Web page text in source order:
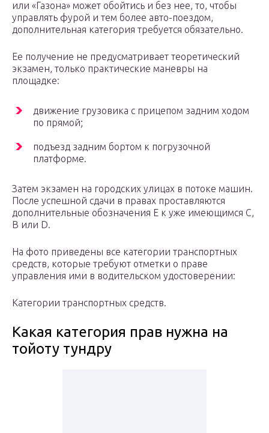
или «Газона» может обойтись и без нее, то, чтобы
управлять фурой и тем более авто-поездом,
дополнительная категория требуется обязательно.
Ее получение не предусматривает теоретический
экзамен, только практические маневры на
площадке:
движение грузовика с прицепом задним ходом
по прямой;
подъезд задним бортом к погрузочной
платформе.
Затем экзамен на городских улицах в потоке машин.
После успешной сдачи в правах проставляются
дополнительные обозначения Е к уже имеющимся С,
В или D.
На фото приведены все категории транспортных
средств, которые требуют отметки о праве
управления ими в водительском удостоверении:
Категории транспортных средств.
Какая категория прав нужна на
тойоту тундру